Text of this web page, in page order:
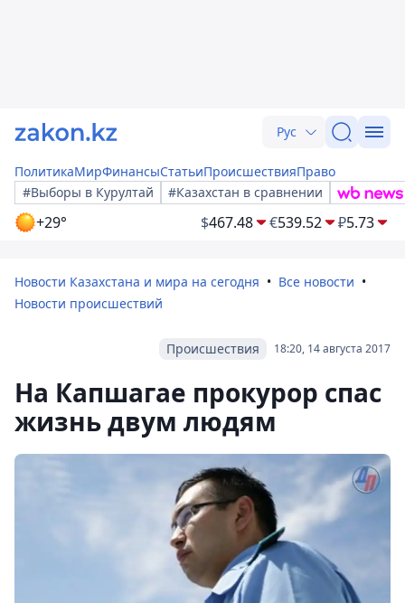
Рус
ПолитикаМирФинансыСтатьиПроисшествияПраво
#Выборы в Курултай
#Казахстан в сравнении
+29° $467.48 €539.52 ₽5.73
Новости Казахстана и мира на сегодня
Все новости
Новости происшествий
18:20, 14 августа 2017
Происшествия
На Капшагае прокурор спас
жизнь двум людям